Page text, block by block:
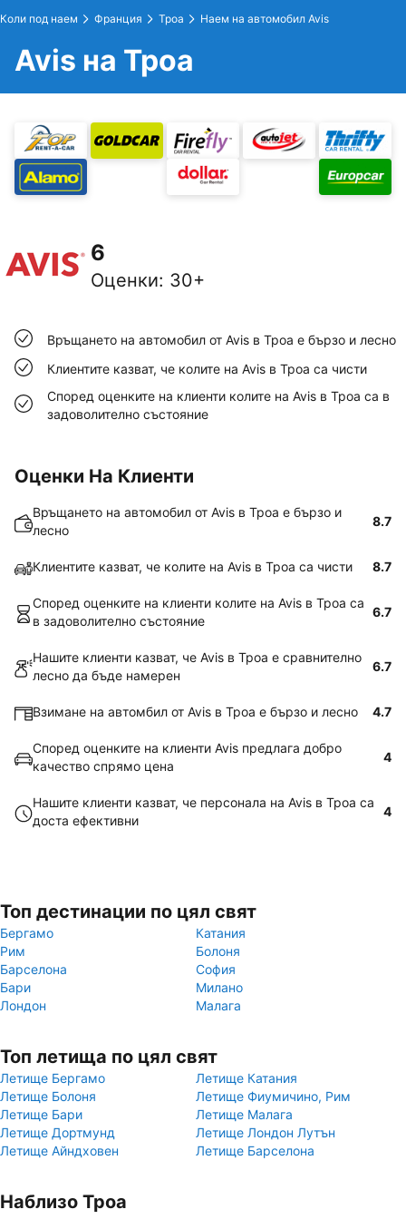
Коли под наем Франция Троа Наем на автомобил Avis
Avis на Троа
6
Оценки: 30+
Връщането на автомобил от Avis в Троа е бързо и лесно
Клиентите казват, че колите на Avis в Троа са чисти
Според оценките на клиенти колите на Avis в Троа са в
задоволително състояние
Оценки На Клиенти
Връщането на автомобил от Avis в Троа е бързо и
лесно
8.7
Клиентите казват, че колите на Avis в Троа са чисти 8.7
Според оценките на клиенти колите на Avis в Троа са
в задоволително състояние
6.7
Нашите клиенти казват, че Avis в Троа е сравнително
лесно да бъде намерен
6.7
Взимане на автомбил от Avis в Троа е бързо и лесно 4.7
Според оценките на клиенти Avis предлага добро
качество спрямо цена
4
Нашите клиенти казват, че персонала на Avis в Троа са
доста ефективни
4
Топ дестинации по цял свят
Бергамо
Катания
Рим
Болоня
Барселона
София
Бари
Милано
Лондон
Малага
Топ летища по цял свят
Летище Бергамо
Летище Катания
Летище Болоня
Летище Фиумичино, Рим
Летище Бари
Летище Малага
Летище Дортмунд
Летище Лондон Лутън
Летище Айндховен
Летище Барселона
Наблизо Троа